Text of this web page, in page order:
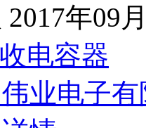
2017年09
电容器
业电子